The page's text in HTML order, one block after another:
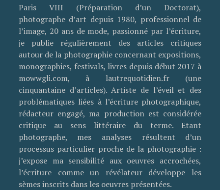
Paris VIII (Préparation d’un Doctorat),
photographe d’art depuis 1980, professionnel de
l’image, 20 ans de mode, passionné par l’écriture,
je publie régulièrement des articles critiques
autour de la photographie concernant expositions,
monographies, festivals, livres depuis début 2017 à
mowwgli.com, à lautrequotidien.fr (une
cinquantaine d’articles). Artiste de l’éveil et des
problématiques liées à l’écriture photographique,
rédacteur engagé, ma production est considérée
critique au sens littéraire du terme. Etant
photographe, mes analyses résultent d’un
processus particulier proche de la photographie :
j’expose ma sensibilité aux oeuvres accrochées,
l’écriture comme un révélateur développe les
sèmes inscrits dans les oeuvres présentées.